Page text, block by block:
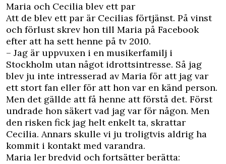
Maria och Cecilia blev ett par
Att de blev ett par är Cecilias förtjänst. På vinst
och förlust skrev hon till Maria på Facebook
efter att ha sett henne på tv 2010.
– Jag är uppvuxen i en musikerfamilj i
Stockholm utan något idrottsintresse. Så jag
blev ju inte intresserad av Maria för att jag var
ett stort fan eller för att hon var en känd person.
Men det gällde att få henne att förstå det. Först
undrade hon säkert vad jag var för någon. Men
den risken fick jag helt enkelt ta, skrattar
Cecilia. Annars skulle vi ju troligtvis aldrig ha
kommit i kontakt med varandra.
Maria ler bredvid och fortsätter berätta: